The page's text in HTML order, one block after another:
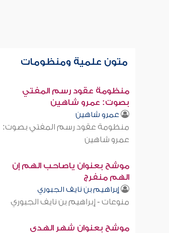
متون علمية ومنظومات
منظومة عقود رسم المفتي
بصوت: عمرو شاهين
عمرو شاهين
منظومة عقود رسم المفتي بصوت:
عمرو شاهين
موشح بعنوان ياصاحب الهم إن
الهم منفرج
إبراهيم بن نايف الجبوري
منوعات - إبراهيم بن نايف الجبوري
موشح بعنوان شهر الهدى